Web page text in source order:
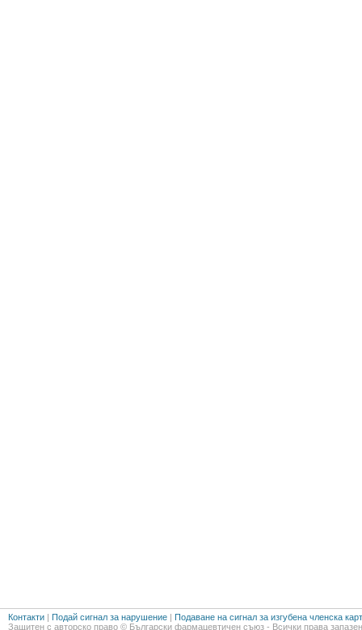
Контакти | Подай сигнал за нарушение | Подаване на сигнал за изгубена членска
Защитен с авторско право © Български фармацевтичен съюз - Всички права